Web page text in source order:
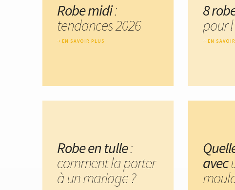
Robe midi:
tendances 2026
EN SAVOIR PLUS
8
pour
EN
Robe en tulle:
comment la porter
à un mariage ?
avec